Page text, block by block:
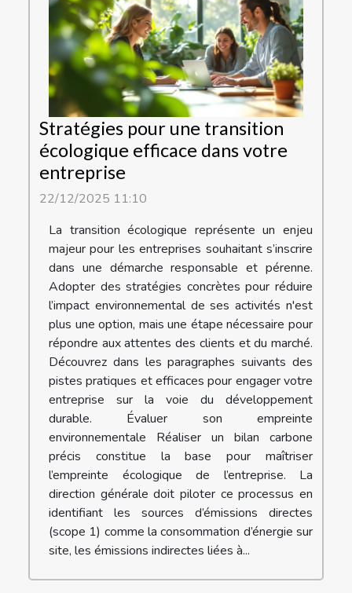
Stratégies pour une transition
écologique efficace dans votre
entreprise
22/12/2025 11:10
La transition écologique représente un enjeu
majeur pour les entreprises souhaitant s’inscrire
dans une démarche responsable et pérenne.
Adopter des stratégies concrètes pour réduire
l’impact environnemental de ses activités n'est
plus une option, mais une étape nécessaire pour
répondre aux attentes des clients et du marché.
Découvrez dans les paragraphes suivants des
pistes pratiques et efficaces pour engager votre
entreprise sur la voie du développement
durable. Évaluer son empreinte
environnementale Réaliser un bilan carbone
précis constitue la base pour maîtriser
l’empreinte écologique de l’entreprise. La
direction générale doit piloter ce processus en
identifiant les sources d’émissions directes
(scope 1) comme la consommation d’énergie sur
site, les émissions indirectes liées à...